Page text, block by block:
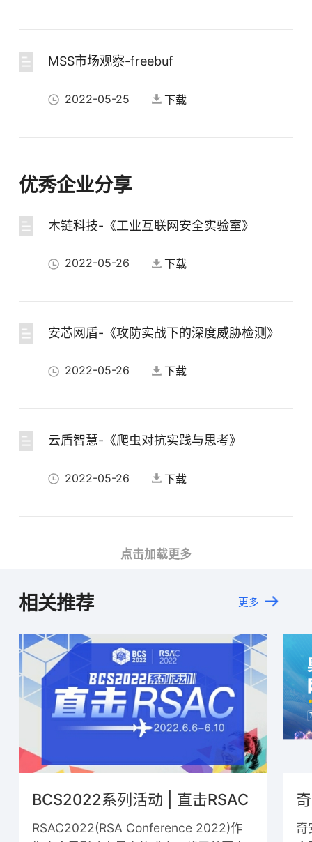
2022-05-26 下载
2022-05-26 下载
2022-05-26 下载
2022-05-26 下载
MSS市场观察-freebuf
2022-05-25 下载
优秀企业分享
木链科技-《工业互联网安全实验室》
2022-05-26 下载
安芯网盾-《攻防实战下的深度威胁检测》
2022-05-26 下载
云盾智慧-《爬虫对抗实践与思考》
2022-05-26 下载
思博伦通信-《SD-WAN/SASE 思博伦解决方案》
2022-05-26 下载
海泰方圆-《密码应用服务能力介绍》
2022-05-26 下载
点击加载更多
相关推荐 更多
BCS2022系列活动 | 直击RSAC
RSAC2022(RSA Conference 2022)作
奇